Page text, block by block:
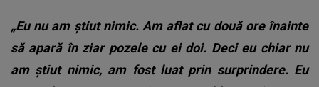
„Eu nu am ştiut nimic. Am aflat cu două ore înainte
să apară în ziar pozele cu ei doi. Deci eu chiar nu
am ştiut nimic, am fost luat prin surprindere. Eu